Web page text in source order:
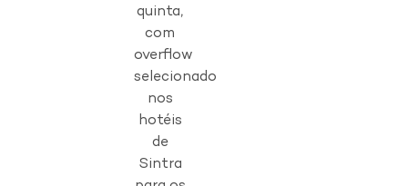
quinta,
com
overflow
selecionado
nos
hotéis
de
Sintra